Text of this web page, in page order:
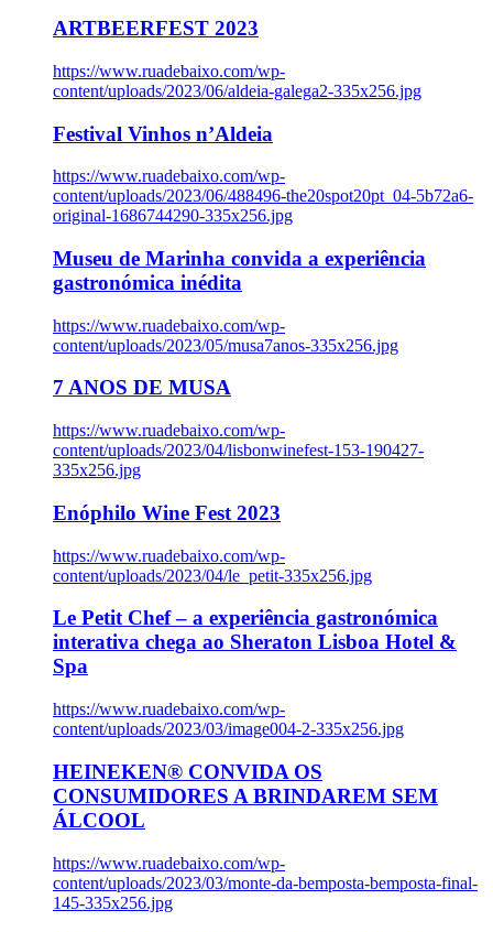
ARTBEERFEST 2023
https://www.ruadebaixo.com/wp-
content/uploads/2023/06/aldeia-galega2-335x256.jpg
Festival Vinhos n’Aldeia
https://www.ruadebaixo.com/wp-
content/uploads/2023/06/488496-the20spot20pt_04-5b72a6-
original-1686744290-335x256.jpg
Museu de Marinha convida a experiência
gastronómica inédita
https://www.ruadebaixo.com/wp-
content/uploads/2023/05/musa7anos-335x256.jpg
7 ANOS DE MUSA
https://www.ruadebaixo.com/wp-
content/uploads/2023/04/lisbonwinefest-153-190427-
335x256.jpg
Enóphilo Wine Fest 2023
https://www.ruadebaixo.com/wp-
content/uploads/2023/04/le_petit-335x256.jpg
Le Petit Chef – a experiência gastronómica
interativa chega ao Sheraton Lisboa Hotel &
Spa
https://www.ruadebaixo.com/wp-
content/uploads/2023/03/image004-2-335x256.jpg
HEINEKEN® CONVIDA OS
CONSUMIDORES A BRINDAREM SEM
ÁLCOOL
https://www.ruadebaixo.com/wp-
content/uploads/2023/03/monte-da-bemposta-bemposta-final-
145-335x256.jpg